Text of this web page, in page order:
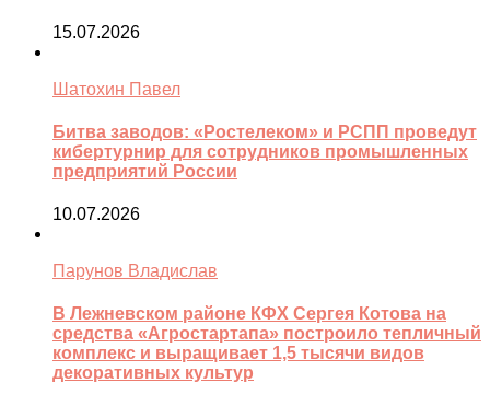
15.07.2026
Шатохин Павел
Битва заводов: «Ростелеком» и РСПП проведут
кибертурнир для сотрудников промышленных
предприятий России
10.07.2026
Парунов Владислав
В Лежневском районе КФХ Сергея Котова на
средства «Агростартапа» построило тепличный
комплекс и выращивает 1,5 тысячи видов
декоративных культур